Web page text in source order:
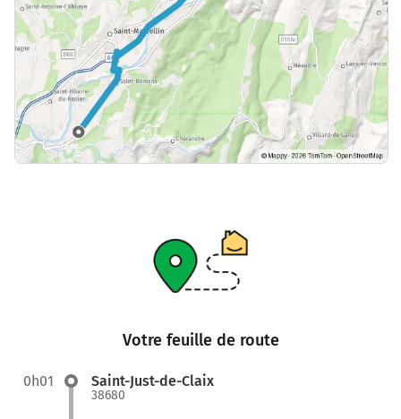
Votre feuille de route
0h01 Saint-Just-de-Claix
38680